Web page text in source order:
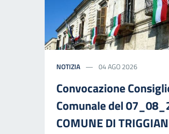
NOTIZIA 04 AGO 2026
Convocazione
Comunale del
COMUNE DI